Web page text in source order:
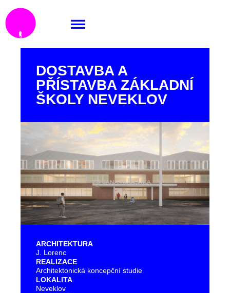
DOSTAVBA A
PŘÍSTAVBA ZÁKLADNÍ
ŠKOLY NEVEKLOV
ARCHITEKTURA
J. Lorenc
REALIZACE
Architektonická koncepční studie
LOKALITA
Neveklov